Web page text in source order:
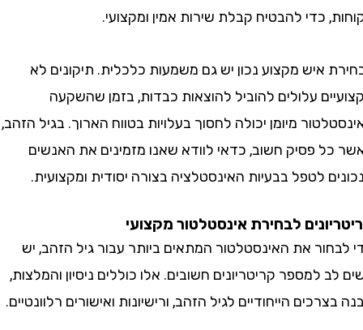
כדי להבטיח קבלת שירות אמין ומקצועי.
איש מקצוע נכון יש גם משמעות כלכלית. תיקונים לא
עלולים להוביל להוצאות כבדות, בזמן שהשקעה
מיומן יכולה לחסוך בעלויות בטווח הארוך. בגיל הזהב,
פסיק חשוב, כדאי לוודא שאנו מזמינים את האנשים
לטפל בבעיות האינסטלציה בצורה יסודית ומקצועית.
לבחירת אינסטלטור מקצועי
את האינסטלטור המתאים ביותר עבור גיל הזהב, יש
למספר קריטריונים חשובים. אלו כוללים ניסיון והמלצות,
הייחודיים לגיל הזהב, ורישיונות ואישורים רלוונטיים.